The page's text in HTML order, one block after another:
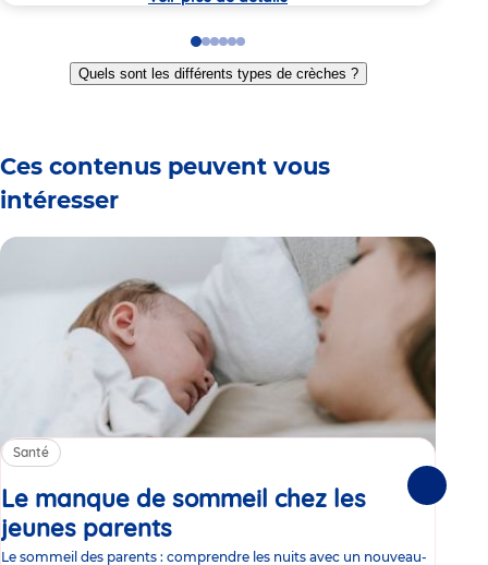
Go
to
slide
Go
to
slide
Go
to
slide
Go
to
slide
Go
to
slide
Go
to
slide
Quels sont les différents types de crèches ?
Ces contenus peuvent vous
intéresser
Santé
Le manque de sommeil chez les
jeunes parents
Le sommeil des parents : comprendre les nuits avec un nouveau-